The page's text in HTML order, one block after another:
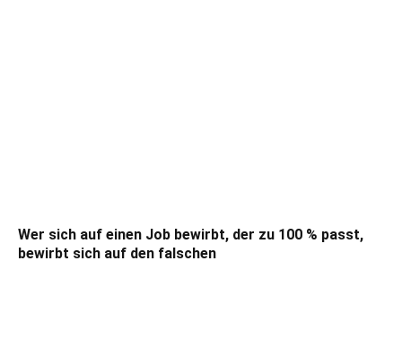
Wer sich auf einen Job bewirbt, der zu 100 % passt,
bewirbt sich auf den falschen